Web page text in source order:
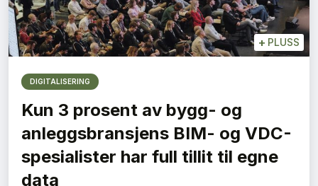
+ PLUSS
DIGITALISERING
Kun 3 prosent av bygg- og
anleggsbransjens BIM- og VDC-
spesialister har full tillit til egne
data